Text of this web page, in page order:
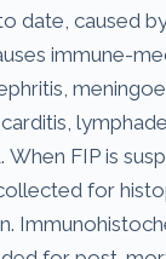
date, caused
immune-
When FIP is
for